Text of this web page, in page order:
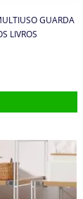
GUARDA
LIVROS